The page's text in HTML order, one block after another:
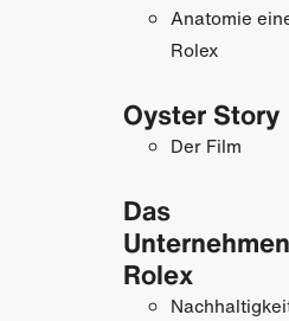
Anatomie
Rolex
Oyster Story
Der Film
Das
Unternehmen
Rolex